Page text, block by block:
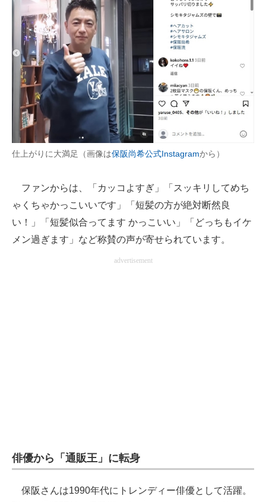
仕上がりに大満足（画像は保阪尚希公式Instagramから）
ファンからは、「カッコよすぎ」「スッキリしてめち
ゃくちゃかっこいいです」「短髪の方が絶対断然良
い！」「短髪似合ってます かっこいい」「どっちもイケ
メン過ぎます」など称賛の声が寄せられています。
advertisement
俳優から「通販王」に転身
保阪さんは1990年代にトレンディー俳優として活躍。